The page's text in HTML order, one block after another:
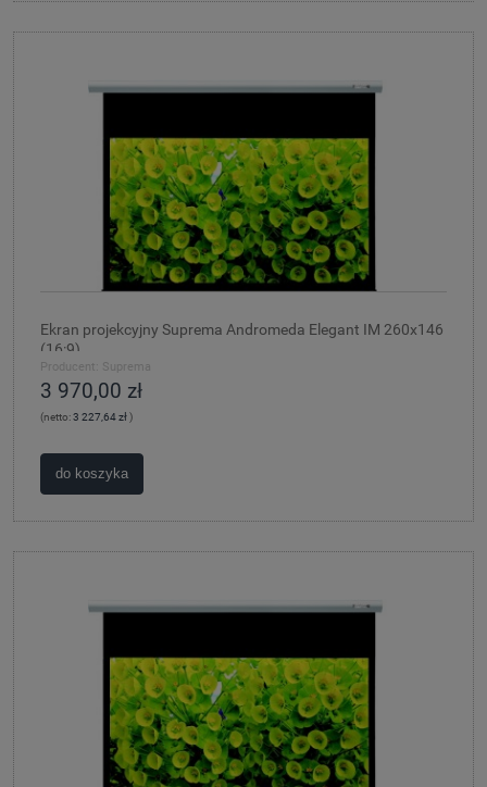
Ekran projekcyjny Suprema Andromeda Elegant IM 260x146
(16:9)
Producent: Suprema
3 970,00 zł
(netto:3 227,64 zł)
do koszyka